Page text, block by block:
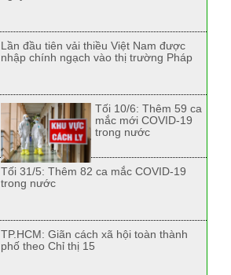
Lần đầu tiên vải thiều Việt Nam được
nhập chính ngạch vào thị trường Pháp
Tối 10/6: Thêm 59 ca
mắc mới COVID-19
trong nước
Tối 31/5: Thêm 82 ca mắc COVID-19
trong nước
TP.HCM: Giãn cách xã hội toàn thành
phố theo Chỉ thị 15